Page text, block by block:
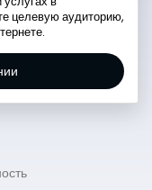
целевую аудиторию,